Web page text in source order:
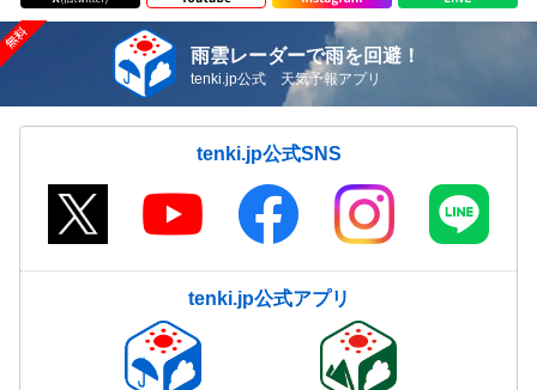
雨雲レーダーで雨を回避！
tenki.jp公式 天気予報アプリ
tenki.jp公式SNS
tenki.jp公式アプリ